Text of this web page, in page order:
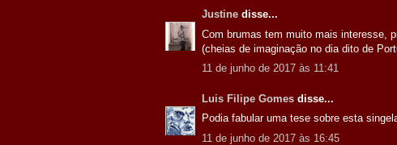
Justine disse...
Com brumas tem muito mais interesse,
(cheias de imaginação no dia dito de
11 de junho de 2017 às 11:41
Luis Filipe Gomes disse...
Podia fabular uma tese sobre esta
11 de junho de 2017 às 16:45